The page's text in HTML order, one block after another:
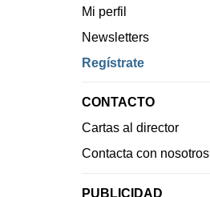
Mi perfil
Newsletters
Regístrate
CONTACTO
Cartas al director
Contacta con nosotros
PUBLICIDAD